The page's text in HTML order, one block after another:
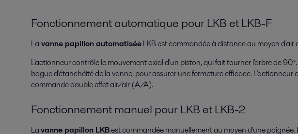
Fonctionnement automatique pour LKB et LKB-F
La vanne papillon automatiséeLKB est commandée à distance au moyen
L'actionneur contrôle le mouvement axial d'un piston, qui fait tourner l'arbre de
bague d'étanchéité de la vanne, pour assurer une fermeture efficace.
commande double effet air/air (A/A).
Fonctionnement manuel pour LKB et LKB-2
Lavanne papillon LKBest commandée manuellement au moyen d'une